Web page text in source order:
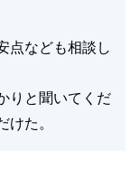
点なども相談し
りと聞いてくだ
けた。